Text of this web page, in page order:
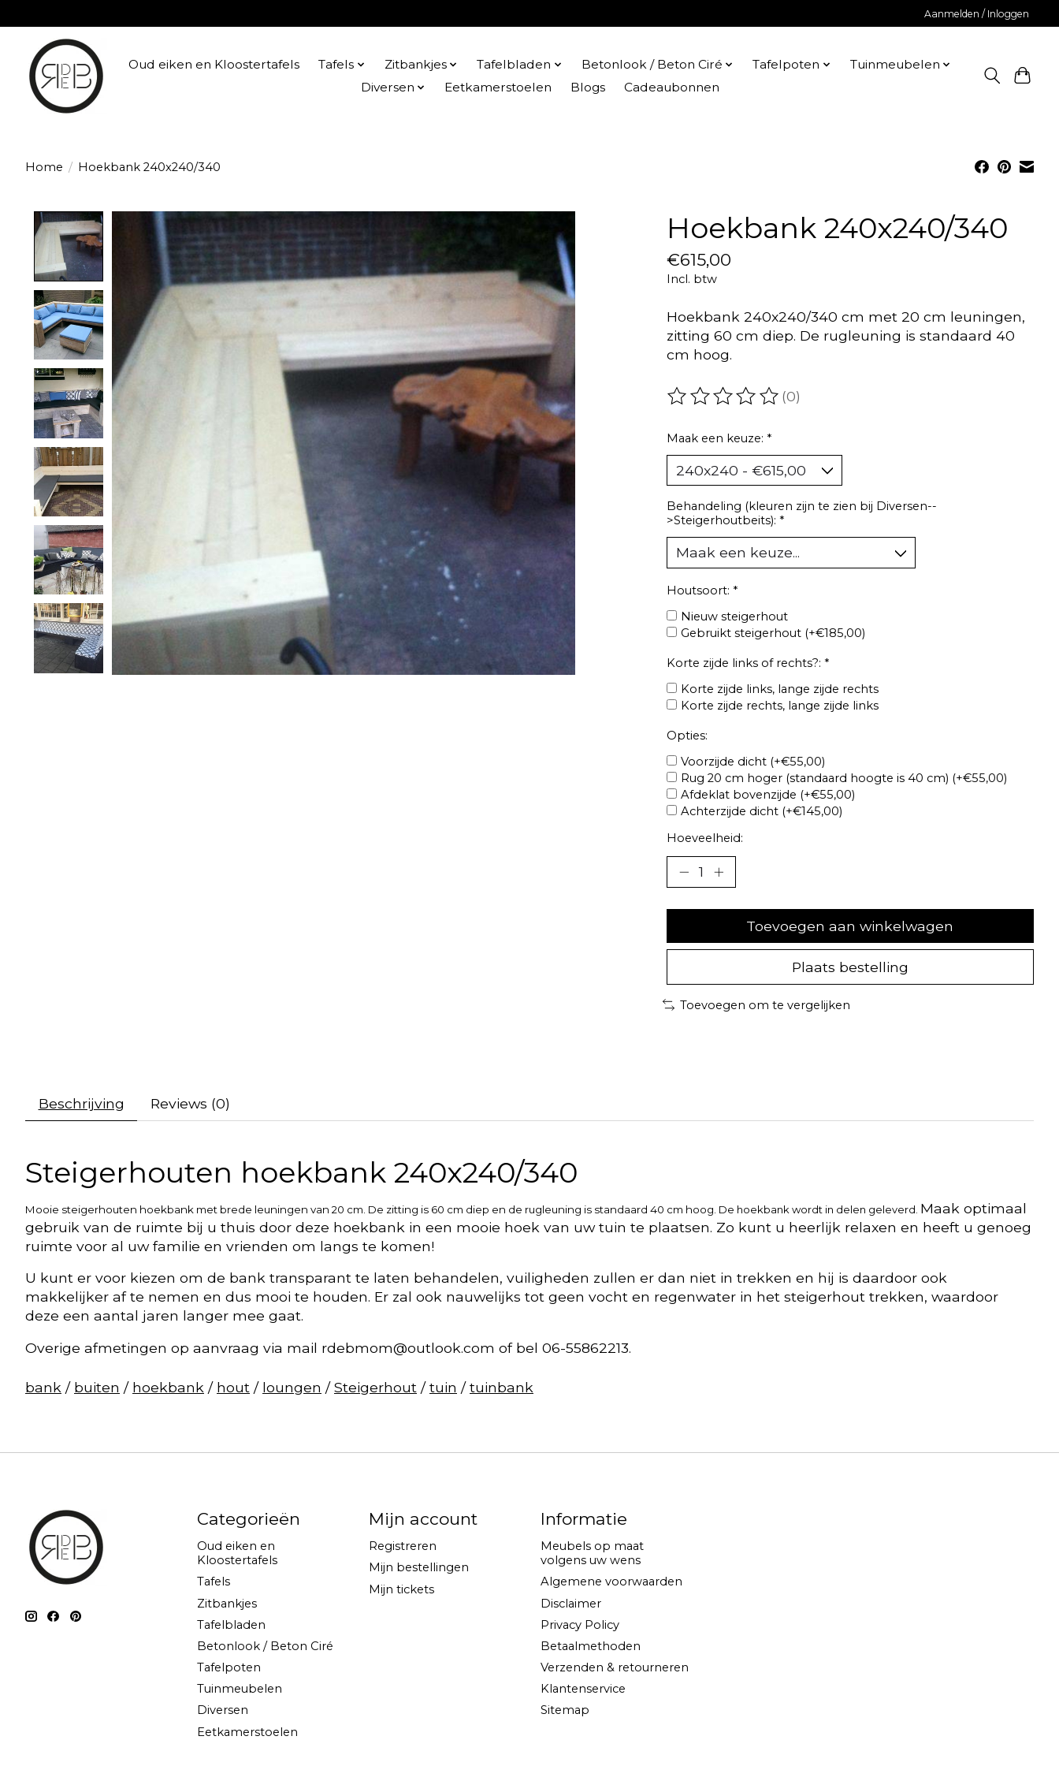
Aanmelden / Inloggen
Oud eiken en Kloostertafels Tafels Zitbankjes Tafelbladen Betonlook / Beton Ciré Tafelpoten
Tuinmeubelen
Diversen
Eetkamerstoelen Blogs Cadeaubonnen
Home / Hoekbank 240x240/340
Product image slideshow Items Hoekbank 240x240/340
€615,00
Incl. btw
Hoekbank 240x240/340 cm met 20 cm leuningen,
zitting 60 cm diep. De rugleuning is standaard 40
cm hoog.
De beoordeling van dit product is
(0)
Maak een keuze: *
Behandeling (kleuren zijn te zien bij Diversen--
>Steigerhoutbeits): *
Houtsoort: *
Nieuw steigerhout
Gebruikt steigerhout (+€185,00)
Korte zijde links of rechts?: *
Korte zijde links, lange zijde rechts
Korte zijde rechts, lange zijde links
Opties:
Voorzijde dicht (+€55,00)
Rug 20 cm hoger (standaard hoogte is 40 cm) (+€55,00)
Afdeklat bovenzijde (+€55,00)
Achterzijde dicht (+€145,00)
Hoeveelheid:
Toevoegen aan winkelwagen
Plaats bestelling
Toevoegen om te vergelijken
Beschrijving Reviews (0)
Steigerhouten hoekbank 240x240/340
Mooie steigerhouten hoekbank met brede leuningen van 20 cm. De zitting is 60 cm diep en de rugleuning is standaard 40 cm hoog. De hoekbank wordt in delen geleverd. Maak optimaal
gebruik van de ruimte bij u thuis door deze hoekbank in een mooie hoek van uw tuin te plaatsen. Zo kunt u heerlijk relaxen en heeft u genoeg
ruimte voor al uw familie en vrienden om langs te komen!
U kunt er voor kiezen om de bank transparant te laten behandelen, vuiligheden zullen er dan niet in trekken en hij is daardoor ook
makkelijker af te nemen en dus mooi te houden. Er zal ook nauwelijks tot geen vocht en regenwater in het steigerhout trekken, waardoor
deze een aantal jaren langer mee gaat.
Overige afmetingen op aanvraag via mail rdebmom@outlook.com of bel 06-55862213.
bank / buiten / hoekbank / hout / loungen /Steigerhout /tuin /tuinbank
Categorieën
Oud eiken en
Kloostertafels
Tafels
Zitbankjes
Tafelbladen
Betonlook / Beton Ciré
Tafelpoten
Tuinmeubelen
Diversen
Eetkamerstoelen
Mijn account
Registreren
Mijn bestellingen
Mijn tickets
Informatie
Meubels op maat
volgens uw wens
Algemene voorwaarden
Disclaimer
Privacy Policy
Betaalmethoden
Verzenden & retourneren
Klantenservice
Sitemap